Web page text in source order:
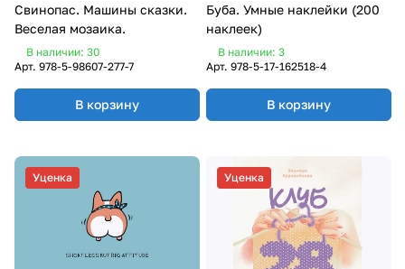
Свинопас. Машины сказки.
Веселая мозаика.
В наличии: 30
Арт. 978-5-98607-277-7
В корзину
Буба. Умные наклейки (200
наклеек)
В наличии: 3
Арт. 978-5-17-162518-4
В корзину
Уценка Уценка